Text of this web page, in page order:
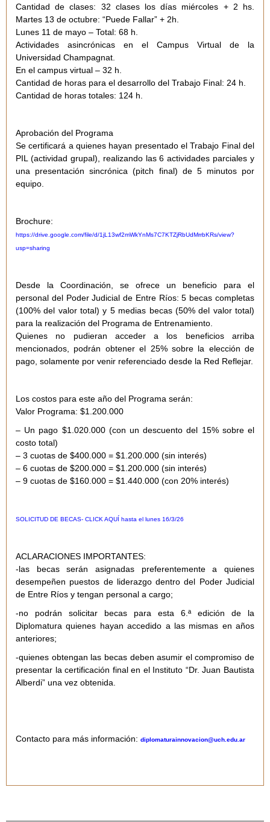
Cantidad de clases: 32 clases los días miércoles + 2 hs.
Martes 13 de octubre: “Puede Fallar” + 2h.
Lunes 11 de mayo – Total: 68 h.
Actividades asincrónicas en el Campus Virtual de la
Universidad Champagnat.
En el campus virtual – 32 h.
Cantidad de horas para el desarrollo del Trabajo Final: 24 h.
Cantidad de horas totales: 124 h.
Aprobación del Programa
Se certificará a quienes hayan presentado el Trabajo Final del
PIL (actividad grupal), realizando las 6 actividades parciales y
una presentación sincrónica (pitch final) de 5 minutos por
equipo.
Brochure:
https://drive.google.com/file/d/1jL13wf2mWkYnMs7C7KTZjRbUdMrrbKRs/view?
usp=sharing
Desde la Coordinación, se ofrece un beneficio para el
personal del Poder Judicial de Entre Ríos:5 becas completas
(100% del valor total) y 5 medias becas (50% del valor total)
para la realización del Programa de Entrenamiento.
Quienes no pudieran acceder a los beneficios arriba
mencionados, podrán obtener el 25% sobre la elección de
pago, solamente por venir referenciado desde la Red Reflejar.
Los costos para este año del Programa serán:
Valor Programa: $1.200.000
– Un pago $1.020.000 (con un descuento del 15% sobre el
costo total)
– 3 cuotas de $400.000 = $1.200.000 (sin interés)
– 6 cuotas de $200.000 = $1.200.000 (sin interés)
– 9 cuotas de $160.000 = $1.440.000 (con 20% interés)
SOLICITUD DE BECAS- CLICK AQUÍ hasta el lunes 16/3/26
ACLARACIONES IMPORTANTES:
-las becas serán asignadas preferentemente a quienes
desempeñen puestos de liderazgo dentro del Poder Judicial
de Entre Ríos y tengan personal a cargo;
-no podrán solicitar becas para esta 6.ª edición de la
Diplomatura quienes hayan accedido a las mismas en años
anteriores;
-quienes obtengan las becas deben asumir el compromiso de
presentar la certificación final en el Instituto “Dr. Juan Bautista
Alberdi” una vez obtenida.
Contacto para más información: diplomaturainnovacion@uch.edu.ar